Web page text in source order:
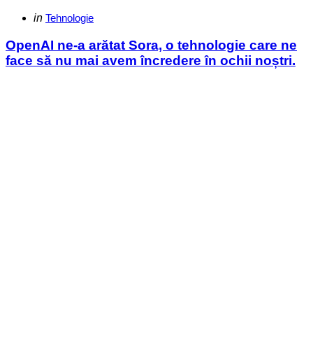
Categories
Posted
in Tehnologie
OpenAI ne-a arătat Sora, o tehnologie care ne
face să nu mai avem încredere în ochii noștri.